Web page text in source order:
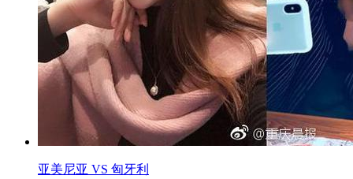
亚美尼亚 VS 匈牙利